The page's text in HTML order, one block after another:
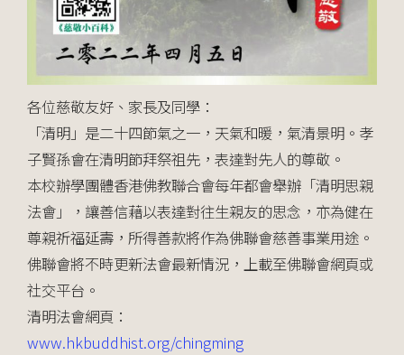
各位慈敬友好、家長及同學：
「清明」是二十四節氣之一，天氣和暖，氣清景明。孝
子賢孫會在清明節拜祭祖先，表達對先人的尊敬。
本校辦學團體香港佛教聯合會每年都會舉辦「清明思親
法會」，讓善信藉以表達對往生親友的思念，亦為健在
尊親祈福延壽，所得善款將作為佛聯會慈善事業用途。
佛聯會將不時更新法會最新情況，上載至佛聯會網頁或
社交平台。
清明法會網頁：
www.hkbuddhist.org/chingming